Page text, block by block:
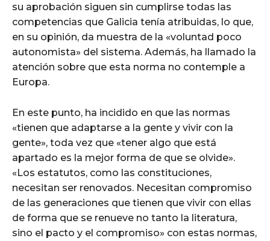
su aprobación siguen sin cumplirse todas las
competencias que Galicia tenía atribuidas, lo que,
en su opinión, da muestra de la «voluntad poco
autonomista» del sistema. Además, ha llamado la
atención sobre que esta norma no contemple a
Europa.
En este punto, ha incidido en que las normas
«tienen que adaptarse a la gente y vivir con la
gente», toda vez que «tener algo que está
apartado es la mejor forma de que se olvide».
«Los estatutos, como las constituciones,
necesitan ser renovados. Necesitan compromiso
de las generaciones que tienen que vivir con ellas
de forma que se renueve no tanto la literatura,
sino el pacto y el compromiso» con estas normas,